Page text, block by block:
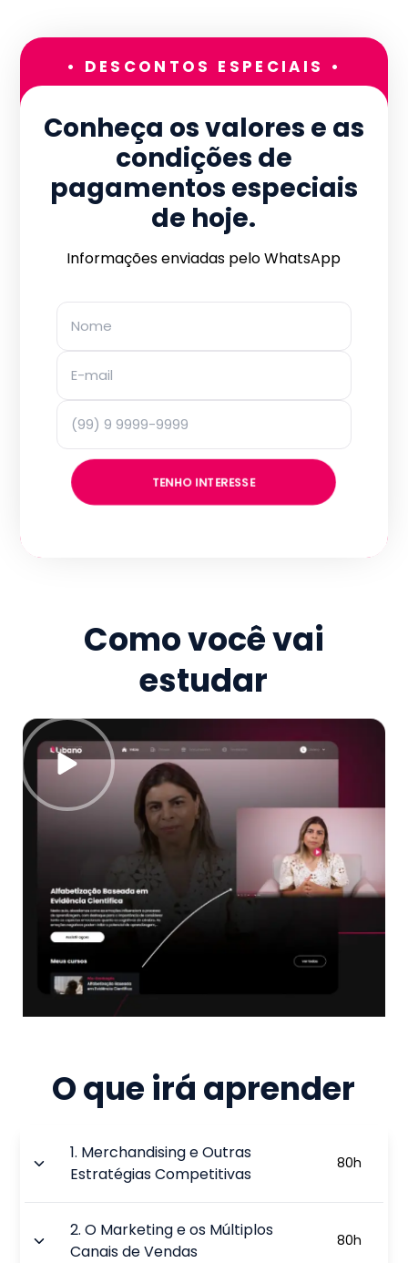
• DESCONTOS ESPECIAIS •
Conheça os valores e as
condições de
pagamentos especiais
de hoje.
Informações enviadas pelo WhatsApp
TENHO INTERESSE
Como você vai
estudar
O que irá aprender
1. Merchandising e Outras
Estratégias Competitivas
80h
2.O Marketing e os Múltiplos
Canais de Vendas
80h